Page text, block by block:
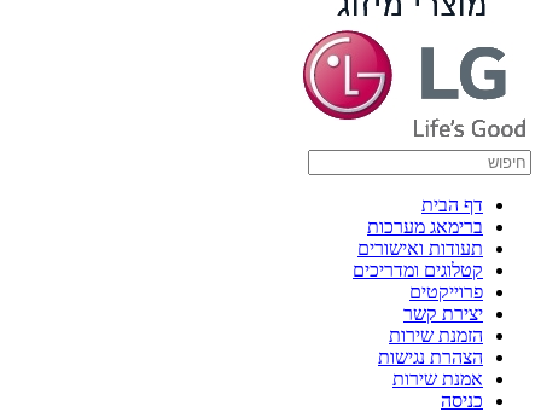
דף הבית
ברימאג מערכות
תעודות ואישורים
קטלוגים ומדריכים
פרוייקטים
יצירת קשר
הזמנת שירות
הצהרת נגישות
אמנת שירות
כניסה